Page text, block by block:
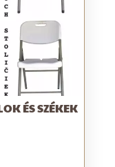
ÉS SZÉKEK